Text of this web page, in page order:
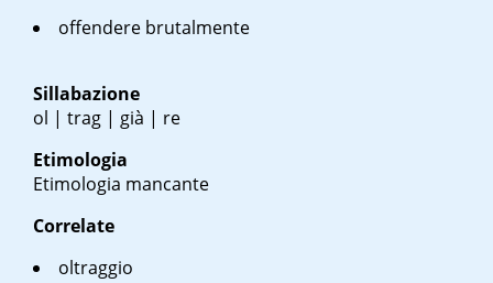
offendere brutalmente
Sillabazione
ol | trag | già | re
Etimologia
Etimologia mancante
Correlate
oltraggio